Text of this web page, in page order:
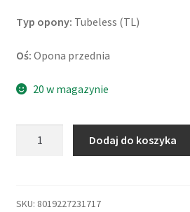
Typ opony: Tubeless (TL)
Oś: Opona przednia
20 w magazynie
110/80
Dodaj do koszyka
SKU: 8019227231717